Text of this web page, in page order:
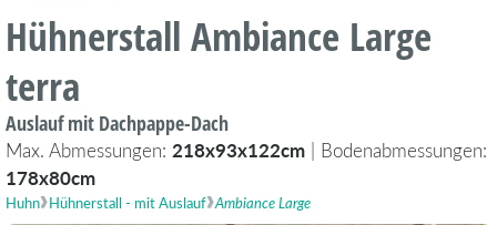
Hühnerstall Ambiance Large
terra
Auslauf mit Dachpappe-Dach
Max. Abmessungen: 218x93x122cm | Bodenabmessungen:
178x80cm
Huhn Hühnerstall - mit Auslauf Ambiance Large